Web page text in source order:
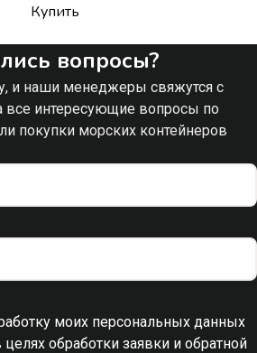
Купить
вопросы?
и наши менеджеры свяжутся с
все интересующие вопросы по
покупки морских контейнеров
моих персональных данных
обработки заявки и обратной